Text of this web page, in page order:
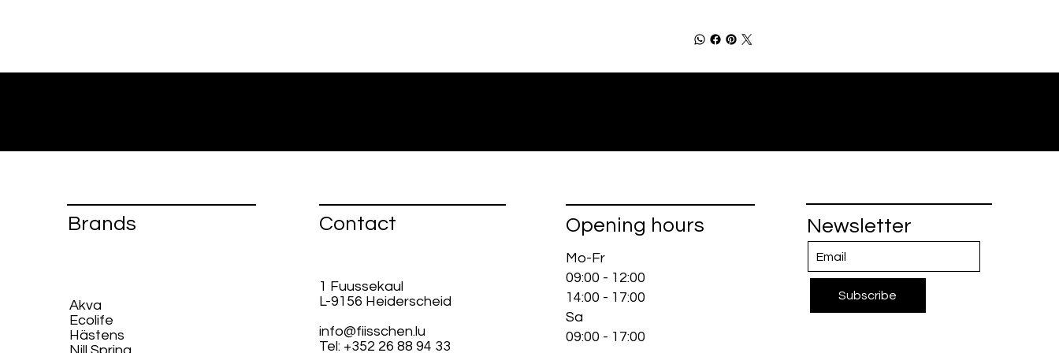
Brands
Akva
Ecolife​
Hästens
Contact
1 Fuussekaul
L-9156 Heiderscheid
info@fiisschen.lu
Tel: +352 26 88 94 33
Opening hours
Mo-Fr
09:00 - 12:00
14:00 - 17:00
Sa
09:00 - 17:00
Newsletter
Subscribe